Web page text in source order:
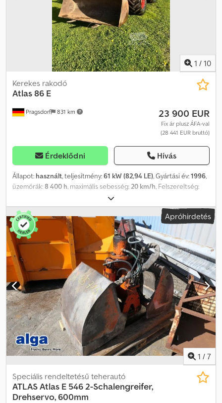
1 / 10
Pragsdorf 831 km
Kerekes rakodó
Atlas86 E
23 900 EUR
Fix ár plusz ÁFA-val
(28 441 EUR bruttó)
Érdeklődni Hívás
Állapot: használt, teljesítmény:61 kW (82,94 LE), Gyártási év:1996,
üzemórák:8 400 h, maximális sebesség:20 km/h, Felszereltség:
, Üzemórák: 8400, csuklós kormánymű – tartalmazza az
adaptert és a raklapvillát, a motor üzemideje kb. 4000 óra, tárolási
hely: ügyfél. Dodpozr Ta Eofx Anrsck
Apróhirdetés
1 / 7
Speciális rendeltetésű teherautó
ATLASAtlas E 546 2-Schalengreifer,
Drehservo, 600mm